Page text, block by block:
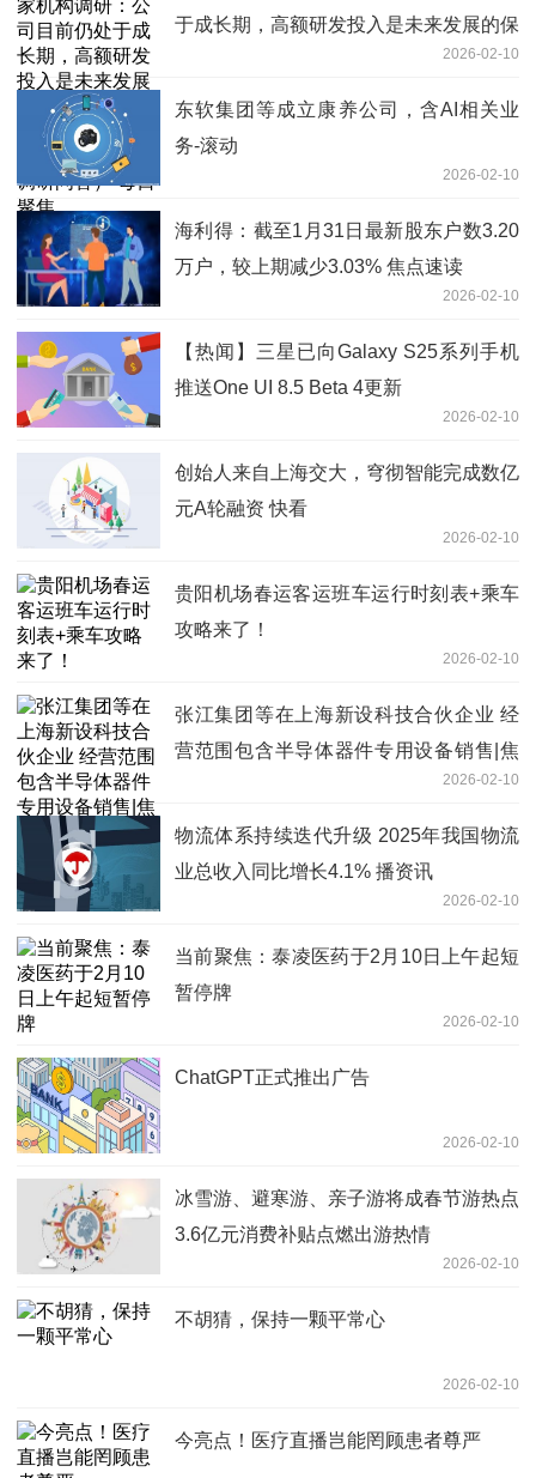
于成长期，高额研发投入是未来发展的保
障，这也是创新药研发企业的共同特点
（附调研问答） 每日聚焦
2026-02-10
东软集团等成立康养公司，含AI相关业
务-滚动
2026-02-10
海利得：截至1月31日最新股东户数3.20
万户，较上期减少3.03% 焦点速读
2026-02-10
【热闻】三星已向Galaxy S25系列手机
推送One UI 8.5 Beta 4更新
2026-02-10
创始人来自上海交大，穹彻智能完成数亿
元A轮融资 快看
2026-02-10
贵阳机场春运客运班车运行时刻表+乘车
攻略来了！
2026-02-10
张江集团等在上海新设科技合伙企业 经
营范围包含半导体器件专用设备销售|焦
2026-02-10
物流体系持续迭代升级 2025年我国物流
业总收入同比增长4.1% 播资讯
2026-02-10
当前聚焦：泰凌医药于2月10日上午起短
暂停牌
2026-02-10
ChatGPT正式推出广告
2026-02-10
冰雪游、避寒游、亲子游将成春节游热点
3.6亿元消费补贴点燃出游热情
2026-02-10
不胡猜，保持一颗平常心
2026-02-10
今亮点！医疗直播岂能罔顾患者尊严